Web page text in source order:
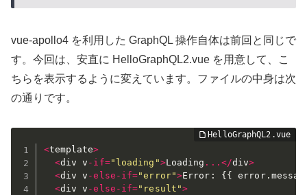
vue-apollo4 を利用した GraphQL 操作自体は前回と同じで
す。今回は、安直に HelloGraphQL2.vue を用意して、こ
ちらを表示するように変えています。ファイルの中身は次
の通りです。
<template>
<div v - if="loading">Loading ... </div>
<div v -else - if="error">Error : { { error.
<div v -else - if="result">